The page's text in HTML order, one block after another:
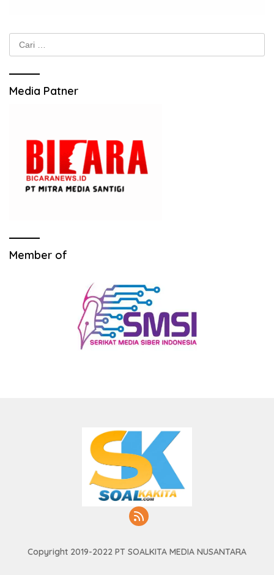
Cari
untuk:
Media Patner
Member of
Copyright 2019-2022 PT SOALKITA MEDIA NUSANTARA